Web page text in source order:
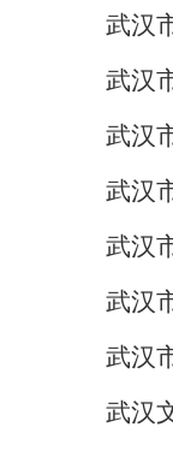
武汉
武汉
武汉
武汉
武汉
武汉
武汉
武汉